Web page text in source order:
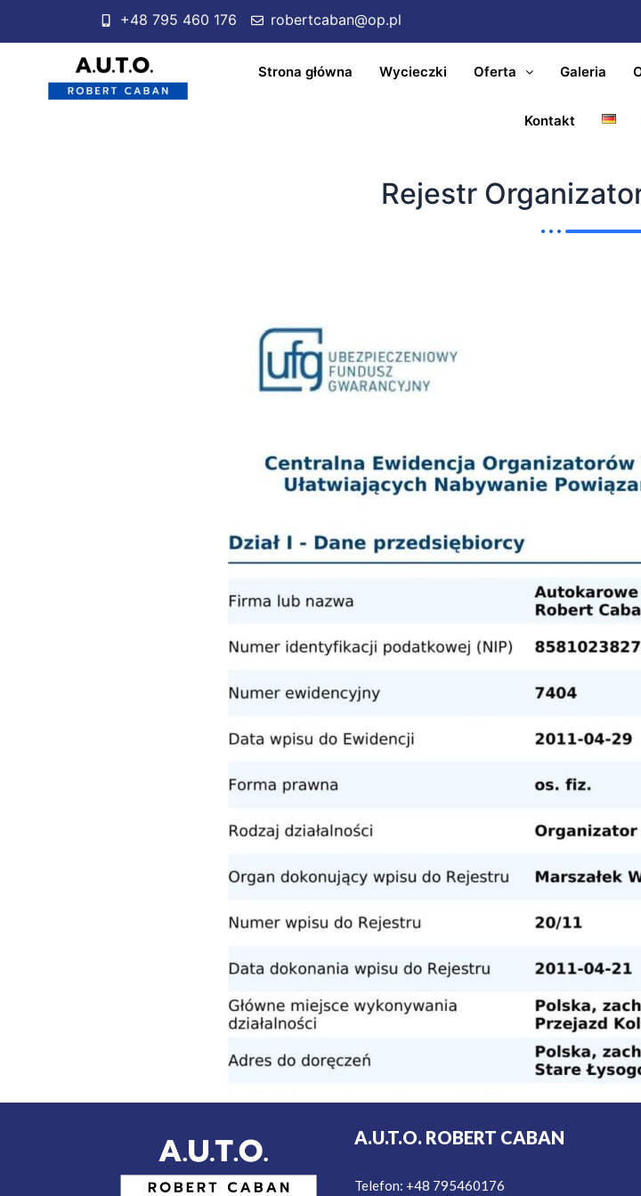
+48 795 460 176 robertcaban@op.pl
Strona główna Wycieczki Oferta Galeria
Kontakt
Rejestr
A.U.T.O. ROBERT CABAN
Telefon: +48 795460176